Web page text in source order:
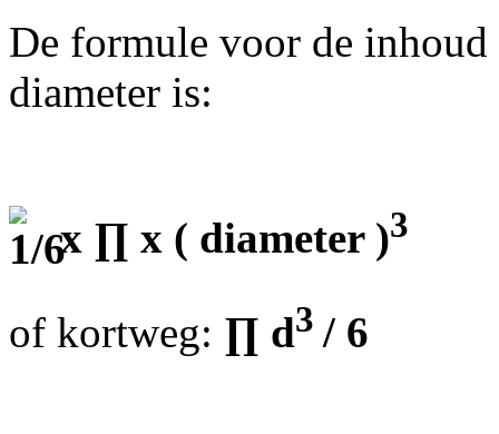
De formule voor de inhoud
diameter is:
x ∏ x ( diameter )3
of kortweg: ∏ d3 / 6